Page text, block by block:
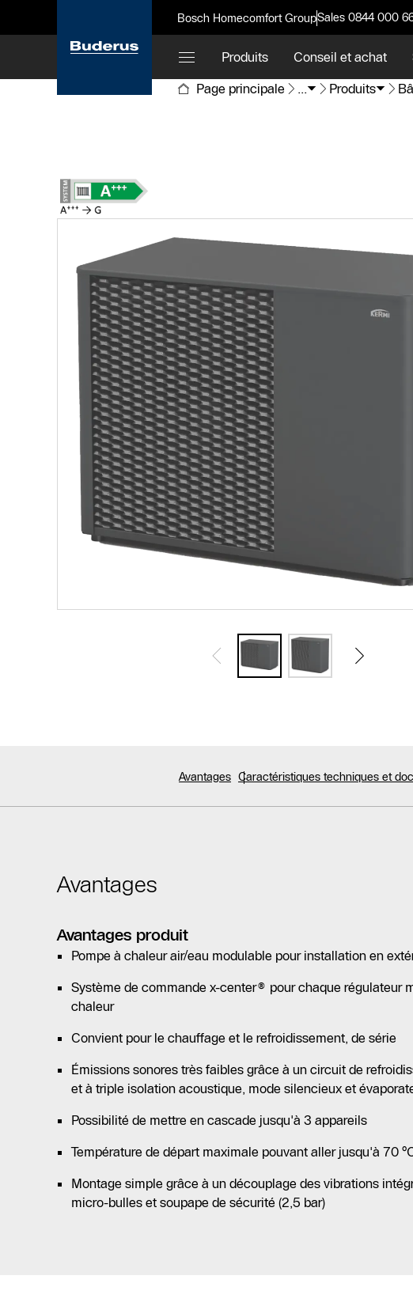
Bosch Homecomfort GroupSales 0844 000
Produits Conseil et achat
Page principale
... Produits
Avantages Caractéristiques techniques et
Avantages
Avantages produit
Pompe à chaleur air/eau modulable pour installation en
Système de commande x-center® pour chaque régulateur
chaleur
Convient pour le chauffage et le refroidissement, de série
Émissions sonores très faibles grâce à un circuit de
et à triple isolation acoustique, mode silencieux et
Possibilité de mettre en cascade jusqu'à 3 appareils
Température de départ maximale pouvant aller jusqu'à 70
Montage simple grâce à un découplage des vibrations
micro-bulles et soupape de sécurité (2,5 bar)